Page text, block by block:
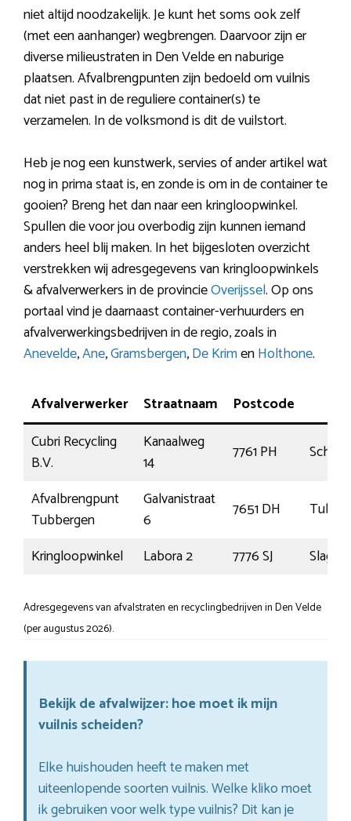
niet altijd noodzakelijk. Je kunt het soms ook zelf
(met een aanhanger) wegbrengen. Daarvoor zijn er
diverse milieustraten in Den Velde en naburige
plaatsen. Afvalbrengpunten zijn bedoeld om vuilnis
dat niet past in de reguliere container(s) te
verzamelen. In de volksmond is dit de vuilstort.
Heb je nog een kunstwerk, servies of ander artikel wat
nog in prima staat is, en zonde is om in de container te
gooien? Breng het dan naar een kringloopwinkel.
Spullen die voor jou overbodig zijn kunnen iemand
anders heel blij maken. In het bijgesloten overzicht
verstrekken wij adresgegevens van kringloopwinkels
& afvalverwerkers in de provincieOverijssel. Op ons
portaal vind je daarnaast container-verhuurders en
afvalverwerkingsbedrijven in de regio, zoals in
Anevelde,Ane,Gramsbergen,De KrimenHolthone.
Afvalverwerker Straatnaam Postcode
Cubri Recycling
B.V.
Kanaalweg
14
7761 PH
Afvalbrengpunt
Tubbergen
Galvanistraat
6
7651 DH
Kringloopwinkel
Labora 2 7776 SJ
Adresgegevens van afvalstraten en recyclingbedrijven in Den Velde
(per augustus 2026).
Bekijk de afvalwijzer: hoe moet ik mijn
vuilnis scheiden?
Elke huishouden heeft te maken met
uiteenlopende soorten vuilnis. Welke kliko moet
ik gebruiken voor welk type vuilnis? Dit kan je